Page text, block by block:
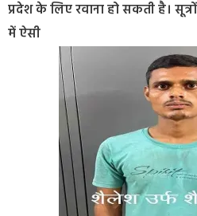
प्रदेश के लिए रवाना हो सकती है।
में ऐसी